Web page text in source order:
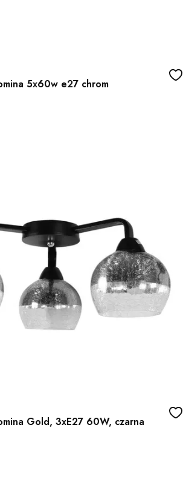
5x60w e27 chrom
Gold, 3xE27 60W, czarna